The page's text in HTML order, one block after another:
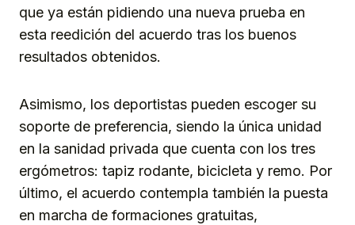
que ya están pidiendo una nueva prueba en
esta reedición del acuerdo tras los buenos
resultados obtenidos.
Asimismo, los deportistas pueden escoger su
soporte de preferencia, siendo la única unidad
en la sanidad privada que cuenta con los tres
ergómetros: tapiz rodante, bicicleta y remo. Por
último, el acuerdo contempla también la puesta
en marcha de formaciones gratuitas,